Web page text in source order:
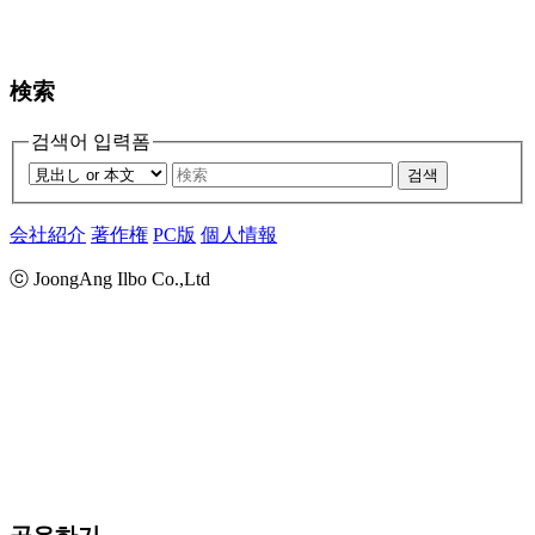
検索
검색어 입력폼
검색
会社紹介 著作権 PC版 個人情報
ⓒ JoongAng Ilbo Co.,Ltd